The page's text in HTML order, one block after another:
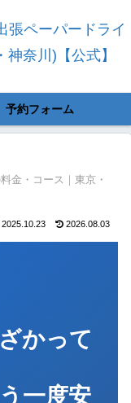
張ペーパードライ
奈川)【公式】
予約フォーム
金・コース｜東京・
2025.10.23 2026.08.03
かって
一度安